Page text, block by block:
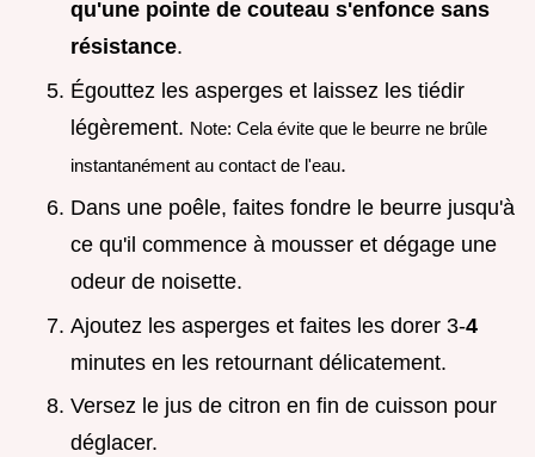
qu'une pointe de couteau s'enfonce sans
résistance.
Égouttez les asperges et laissez les tiédir
légèrement. Note: Cela évite que le beurre ne brûle
instantanément au contact de l'eau.
Dans une poêle, faites fondre le beurre jusqu'à
ce qu'il commence à mousser et dégage une
odeur de noisette.
Ajoutez les asperges et faites les dorer 3-4
minutes en les retournant délicatement.
Versez le jus de citron en fin de cuisson pour
déglacer.